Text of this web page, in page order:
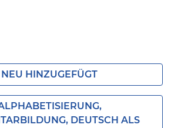
NEU HINZUGEFÜGT
DEUTSCH ALS